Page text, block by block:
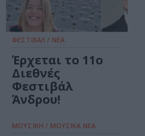
ΦΕΣΤΙΒΑΛ / ΝΕΑ
Έρχεται το 11ο
Διεθνές
Φεστιβάλ
Άνδρου!
ΜΟΥΣΙΚΗ / ΜΟΥΣΙΚΑ ΝΕΑ